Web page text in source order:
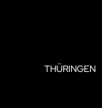
THÜRINGEN